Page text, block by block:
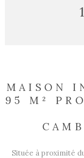
MAISON
95 M²
Située à proximité